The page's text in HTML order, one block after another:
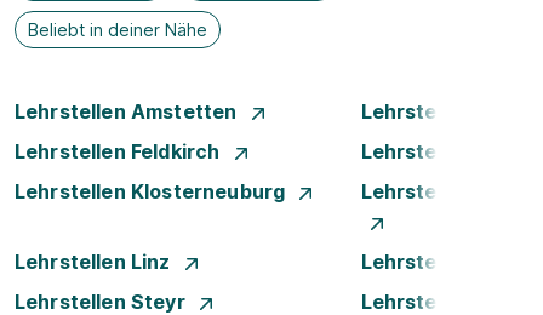
Beliebt in deiner Nähe
Lehrstellen Amstetten
Lehrstellen
Lehrstellen Feldkirch
Lehrstellen Graz
Lehrstellen Klosterneuburg
Lehrstellen
Lehrstellen Linz
Lehrstellen
Lehrstellen Steyr
Lehrstellen Traun